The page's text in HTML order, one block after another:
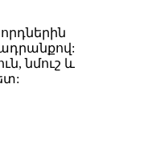
նմուշ և